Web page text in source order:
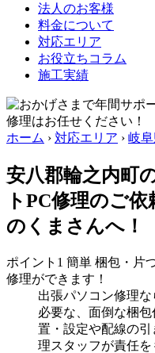
法人のお客様
料金について
対応エリア
お役立ちコラム
施工実績
ホーム › 対応エリア › 岐
安八郡輪之内町
トPC修理のご
のくまさんへ！
ポイント1 簡単 梱包・片
修理ができます！
出張パソコン修理
必要な、面倒な梱
置・設定や配線の
理スタッフが責任